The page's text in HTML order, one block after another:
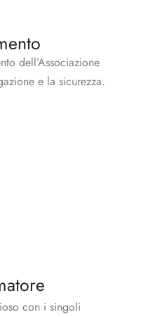
dell’Associazione
e la sicurezza.
con i singoli